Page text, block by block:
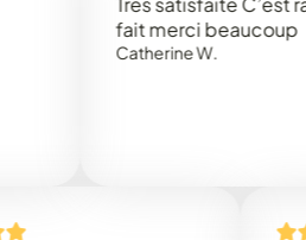
fait merci beaucoup
Catherine W.